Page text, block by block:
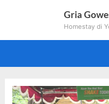
Gria
Homestay di